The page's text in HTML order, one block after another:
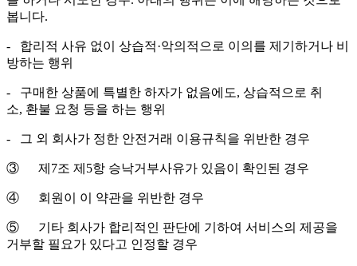
봅니다.
‐ 합리적 사유 없이 상습적·악의적으로 이의를 제기하거나 비
방하는 행위
‐ 구매한 상품에 특별한 하자가 없음에도, 상습적으로 취
소, 환불 요청 등을 하는 행위
‐ 그 외 회사가 정한 안전거래 이용규칙을 위반한 경우
③ 제7조 제5항 승낙거부사유가 있음이 확인된 경우
④ 회원이 이 약관을 위반한 경우
⑤ 기타 회사가 합리적인 판단에 기하여 서비스의 제공을
거부할 필요가 있다고 인정할 경우